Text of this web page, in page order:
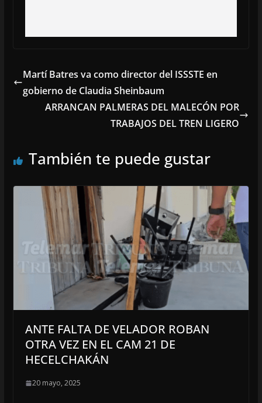
Martí Batres va como director del ISSSTE en
gobierno de Claudia Sheinbaum
ARRANCAN PALMERAS DEL MALECÓN POR
TRABAJOS DEL TREN LIGERO
También te puede gustar
ANTE FALTA DE VELADOR ROBAN
OTRA VEZ EN EL CAM 21 DE
HECELCHAKÁN
20 mayo, 2025